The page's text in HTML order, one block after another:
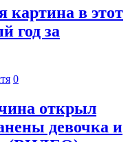
картина в этот
год за
0
открыл
девочка и